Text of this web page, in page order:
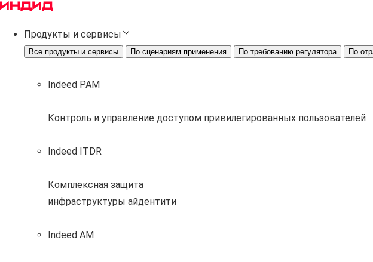
Продукты и сервисы
Все продукты и сервисы По сценариям применения По требованию регулятора По
Indeed PAM
Контроль и управление доступом привилегированных пользователей
Indeed ITDR
Комплексная защита
инфраструктуры айдентити
Indeed AM